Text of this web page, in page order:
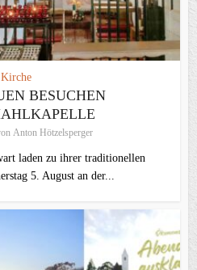
Kirche
BESUCHEN
Anton Hötzelsperger
laden zu ihrer traditionellen
5. August an der...